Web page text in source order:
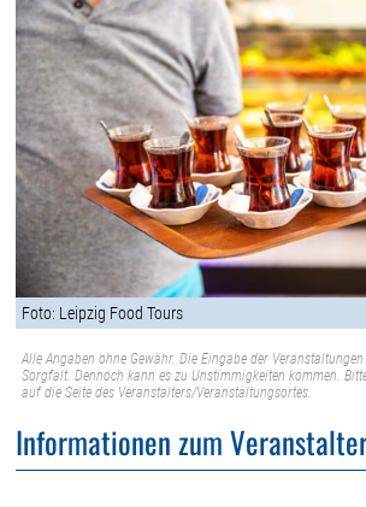
Foto: Leipzig Food Tours
Alle Angaben ohne Gewähr. Die Eingabe der
Sorgfalt. Dennoch kann es zu Unstimmigkeiten kommen.
auf die Seite des Veranstalters/Veranstaltungsortes.
Informationen zum